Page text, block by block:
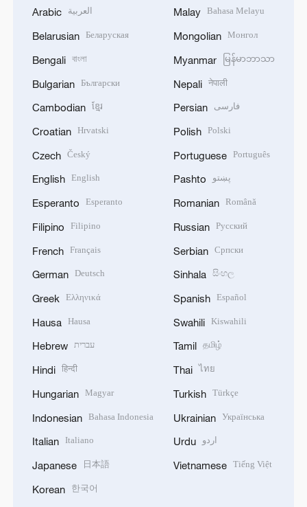
Arabic العربية
Belarusian Беларуская
Bengali বাংলা
Bulgarian Български
Cambodian ខ្មែរ
Croatian Hrvatski
Czech Český
English English
Esperanto Esperanto
Filipino Filipino
French Français
German Deutsch
Greek Ελληνικά
Hausa Hausa
Hebrew עברית
Hindi हिन्दी
Hungarian Magyar
Indonesian Bahasa Indonesia
Italian Italiano
Japanese 日本語
Korean 한국어
Malay Bahasa Melayu
Mongolian Монгол
Myanmar မြန်မာဘာသာ
Nepali नेपाली
Persian فارسی
Polish Polski
Portuguese Português
Pashto پښتو
Romanian Română
Russian Русский
Serbian Српски
Sinhala සිංහල
Spanish Español
Swahili Kiswahili
Tamil தமிழ்
Thai ไทย
Turkish Türkçe
Ukrainian Українська
Urdu اردو
Vietnamese Tiếng Việt